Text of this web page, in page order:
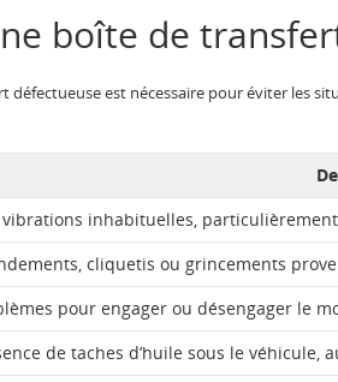
boîte de
défectueuse est nécessaire pour éviter les
vibrations inhabituelles,
cliquetis ou grincements
pour engager ou désengager le
de taches d’huile sous le